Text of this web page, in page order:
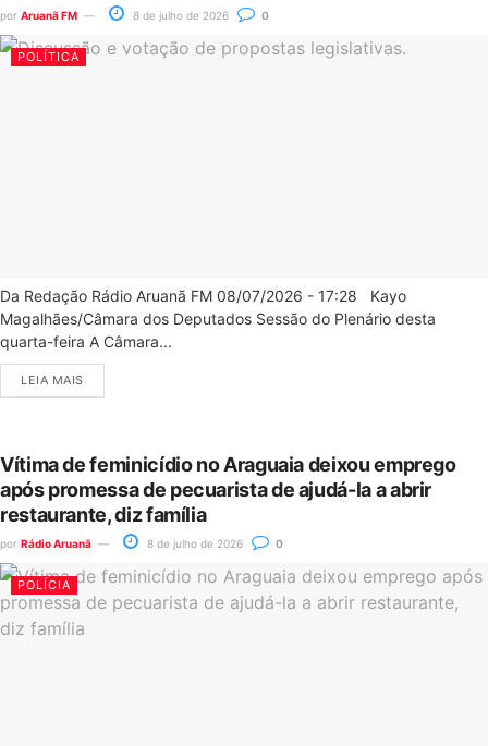
por Aruanã FM 8 de julho de 2026 0
POLÍTICA
Da Redação Rádio Aruanã FM 08/07/2026 - 17:28 Kayo
Magalhães/Câmara dos Deputados Sessão do Plenário desta
quarta-feira A Câmara...
LEIA MAIS
Vítima de feminicídio no Araguaia deixou emprego
após promessa de pecuarista de ajudá-la a abrir
restaurante, diz família
por Rádio Aruanã 8 de julho de 2026 0
POLÍCIA